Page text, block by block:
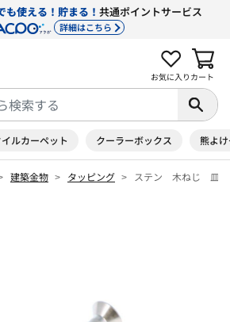
も使える！貯まる！ 共通ポイントサービス
詳細はこちら
お気に入り カート
ルカーペット クーラーボックス 熊よ
建築金物 タッピング ステン 木ねじ 皿